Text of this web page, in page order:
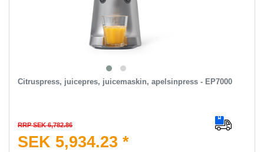
Citruspress, juicepres, juicemaskin, apelsinpress - EP7000
RRP SEK 6,782.86
SEK 5,934.23 *